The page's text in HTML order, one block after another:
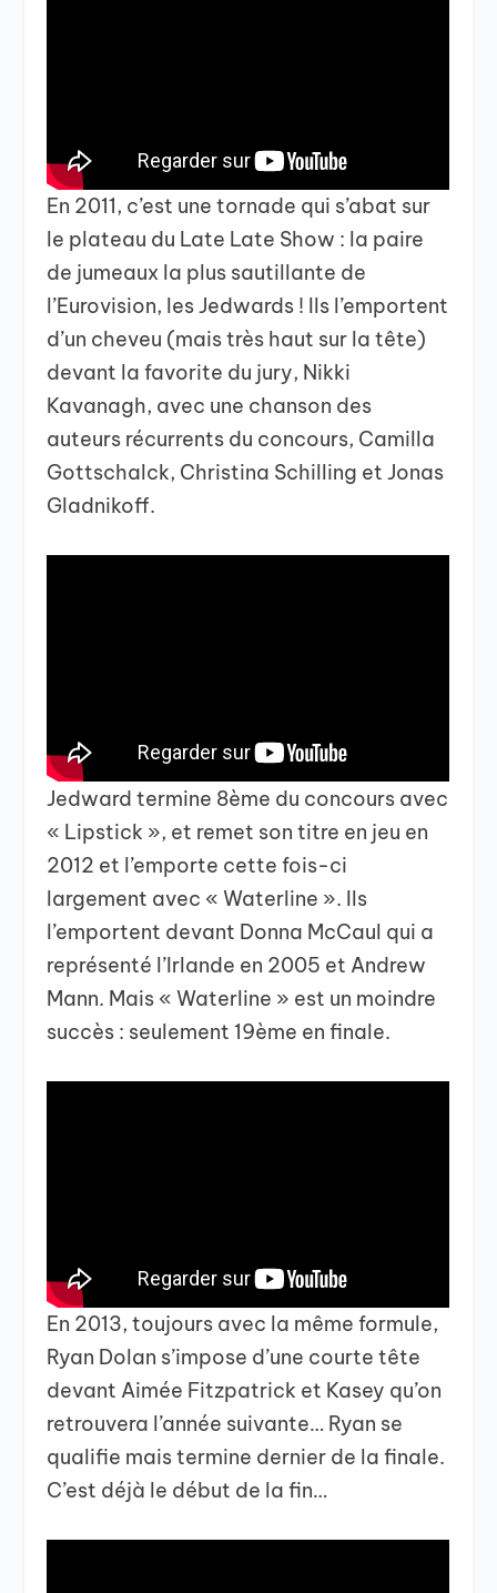
En 2011, c’est une tornade qui s’abat sur
le plateau du Late Late Show : la paire
de jumeaux la plus sautillante de
l’Eurovision, les Jedwards ! Ils l’emportent
d’un cheveu (mais très haut sur la tête)
devant la favorite du jury, Nikki
Kavanagh, avec une chanson des
auteurs récurrents du concours, Camilla
Gottschalck, Christina Schilling et Jonas
Gladnikoff.
Jedward termine 8ème du concours avec
« Lipstick », et remet son titre en jeu en
2012 et l’emporte cette fois-ci
largement avec « Waterline ». Ils
l’emportent devant Donna McCaul qui a
représenté l’Irlande en 2005 et Andrew
Mann. Mais « Waterline » est un moindre
succès : seulement 19ème en finale.
En 2013, toujours avec la même formule,
Ryan Dolan s’impose d’une courte tête
devant Aimée Fitzpatrick et Kasey qu’on
retrouvera l’année suivante… Ryan se
qualifie mais termine dernier de la finale.
C’est déjà le début de la fin…